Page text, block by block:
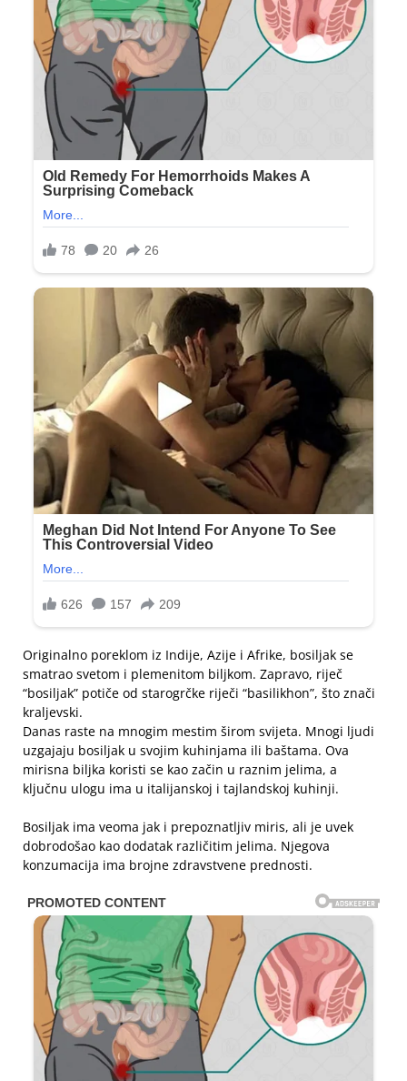
Originalno poreklom iz Indije, Azije i Afrike, bosiljak se
smatrao svetom i plemenitom biljkom. Zapravo, riječ
“bosiljak” potiče od starogrčke riječi “basilikhon”, što znači
kraljevski.
Danas raste na mnogim mestim širom svijeta. Mnogi ljudi
uzgajaju bosiljak u svojim kuhinjama ili baštama. Ova
mirisna biljka koristi se kao začin u raznim jelima, a
ključnu ulogu ima u italijanskoj i tajlandskoj kuhinji.
Bosiljak ima veoma jak i prepoznatljiv miris, ali je uvek
dobrodošao kao dodatak različitim jelima. Njegova
konzumacija ima brojne zdravstvene prednosti.